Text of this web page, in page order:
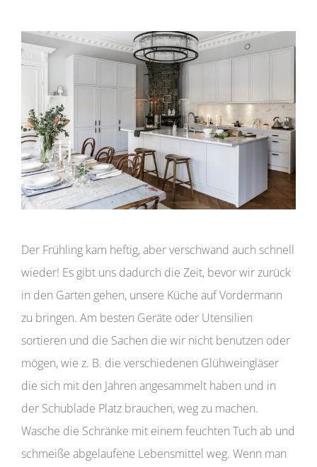
Der Frühling kam heftig, aber verschwand auch schnell
wieder! Es gibt uns dadurch die Zeit, bevor wir zurück
in den Garten gehen, unsere Küche auf Vordermann
zu bringen. Am besten Geräte oder Utensilien
sortieren und die Sachen die wir nicht benutzen oder
mögen, wie z. B. die verschiedenen Glühweingläser
die sich mit den Jahren angesammelt haben und in
der Schublade Platz brauchen, weg zu machen.
Wasche die Schränke mit einem feuchten Tuch ab und
schmeiße abgelaufene Lebensmittel weg. Wenn man